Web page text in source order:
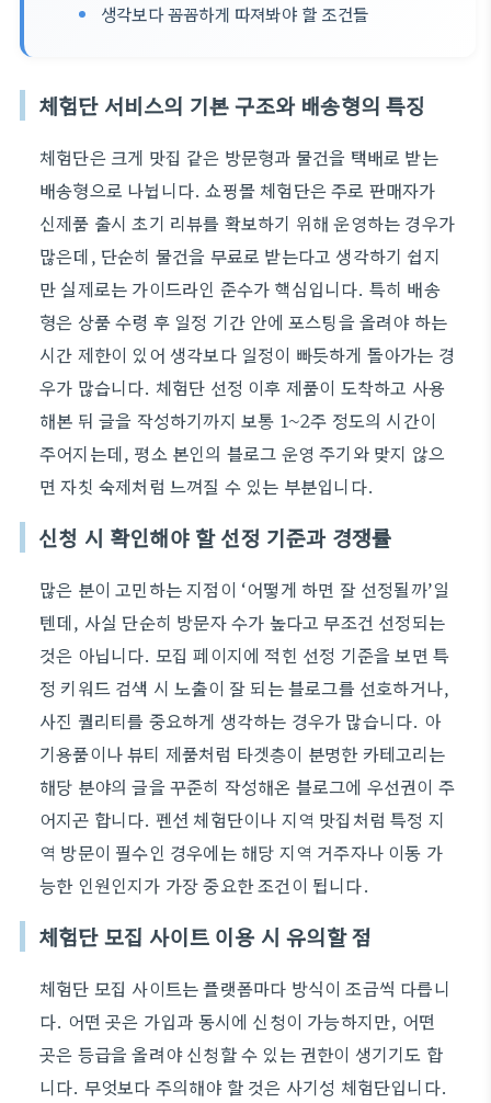
생각보다 꼼꼼하게 따져봐야 할 조건들
체험단 서비스의 기본 구조와 배송형의 특징
체험단은 크게 맛집 같은 방문형과 물건을 택배로 받는
배송형으로 나뉩니다. 쇼핑몰 체험단은 주로 판매자가
신제품 출시 초기 리뷰를 확보하기 위해 운영하는 경우가
많은데, 단순히 물건을 무료로 받는다고 생각하기 쉽지
만 실제로는 가이드라인 준수가 핵심입니다. 특히 배송
형은 상품 수령 후 일정 기간 안에 포스팅을 올려야 하는
시간 제한이 있어 생각보다 일정이 빠듯하게 돌아가는 경
우가 많습니다. 체험단 선정 이후 제품이 도착하고 사용
해본 뒤 글을 작성하기까지 보통 1~2주 정도의 시간이
주어지는데, 평소 본인의 블로그 운영 주기와 맞지 않으
면 자칫 숙제처럼 느껴질 수 있는 부분입니다.
신청 시 확인해야 할 선정 기준과 경쟁률
많은 분이 고민하는 지점이 ‘어떻게 하면 잘 선정될까’일
텐데, 사실 단순히 방문자 수가 높다고 무조건 선정되는
것은 아닙니다. 모집 페이지에 적힌 선정 기준을 보면 특
정 키워드 검색 시 노출이 잘 되는 블로그를 선호하거나,
사진 퀄리티를 중요하게 생각하는 경우가 많습니다. 아
기용품이나 뷰티 제품처럼 타겟층이 분명한 카테고리는
해당 분야의 글을 꾸준히 작성해온 블로그에 우선권이 주
어지곤 합니다. 펜션 체험단이나 지역 맛집처럼 특정 지
역 방문이 필수인 경우에는 해당 지역 거주자나 이동 가
능한 인원인지가 가장 중요한 조건이 됩니다.
체험단 모집 사이트 이용 시 유의할 점
체험단 모집 사이트는 플랫폼마다 방식이 조금씩 다릅니
다. 어떤 곳은 가입과 동시에 신청이 가능하지만, 어떤
곳은 등급을 올려야 신청할 수 있는 권한이 생기기도 합
니다. 무엇보다 주의해야 할 것은 사기성 체험단입니다.